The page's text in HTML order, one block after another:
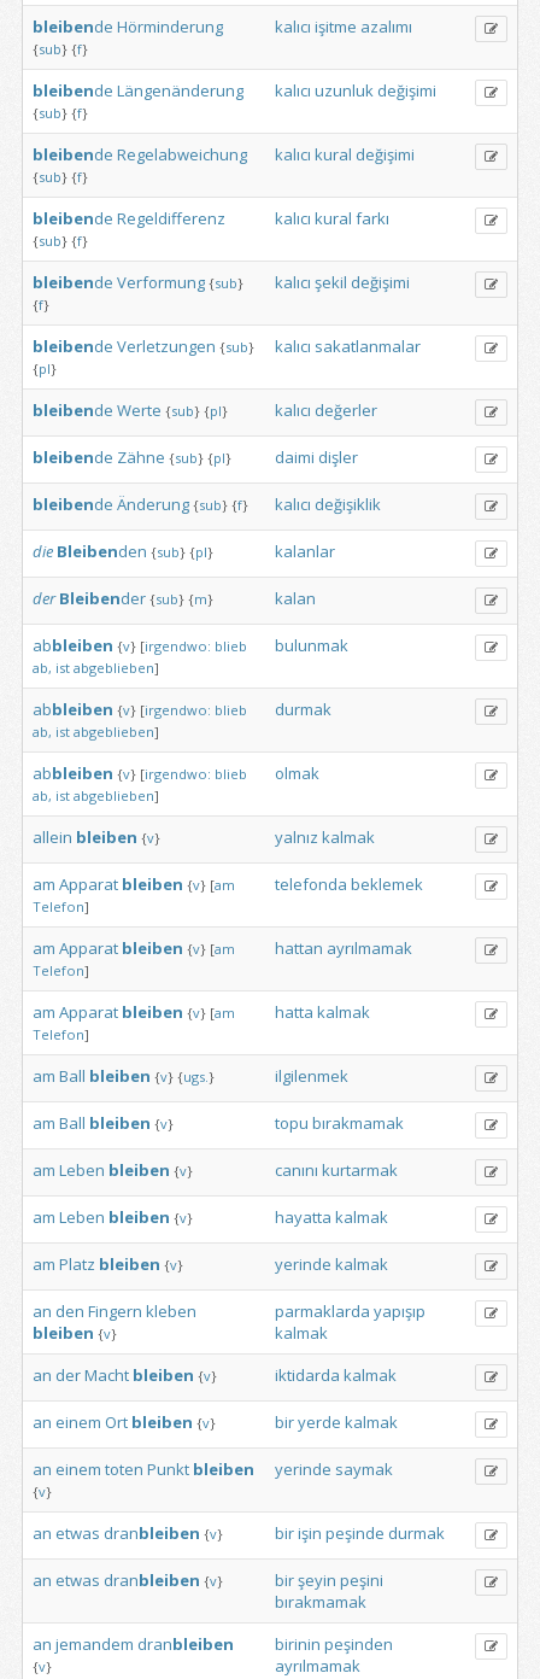
bleibende Hörminderung
{sub} {f}
kalıcı işitme azalımı
bleibende Längenänderung
{sub} {f}
kalıcı uzunluk değişimi
bleibende Regelabweichung
{sub} {f}
kalıcı kural değişimi
bleibende Regeldifferenz
{sub} {f}
kalıcı kural farkı
bleibende Verformung {sub}
{f}
kalıcı şekil değişimi
bleibende Verletzungen {sub}
{pl}
kalıcı sakatlanmalar
bleibende Werte {sub} {pl} kalıcı değerler
bleibende Zähne {sub} {pl} daimi dişler
bleibende Änderung {sub} {f} kalıcı değişiklik
die Bleibenden {sub} {pl} kalanlar
der Bleibender {sub} {m} kalan
abbleiben {v} [irgendwo: blieb
ab, ist abgeblieben]
bulunmak
abbleiben {v} [irgendwo: blieb
ab, ist abgeblieben]
durmak
abbleiben {v} [irgendwo: blieb
ab, ist abgeblieben]
olmak
allein bleiben {v} yalnız kalmak
am Apparat bleiben {v} [am
Telefon]
telefonda beklemek
am Apparat bleiben {v} [am
Telefon]
hattan ayrılmamak
am Apparat bleiben {v} [am
Telefon]
hatta kalmak
am Ball bleiben {v} {ugs.} ilgilenmek
am Ball bleiben {v} topu bırakmamak
am Leben bleiben {v} canını kurtarmak
am Leben bleiben {v} hayatta kalmak
am Platz bleiben {v} yerinde kalmak
an den Fingern kleben
bleiben {v}
parmaklarda yapışıp
kalmak
an derMacht bleiben {v} iktidarda kalmak
an einem Ort bleiben {v} biryerde kalmak
an einem toten Punkt bleiben
{v}
yerinde saymak
an etwas dranbleiben {v} birişin peşinde durmak
an etwas dranbleiben {v} birşeyin peşini
bırakmamak
an jemandem dranbleiben
{v}
birinin peşinden
ayrılmamak